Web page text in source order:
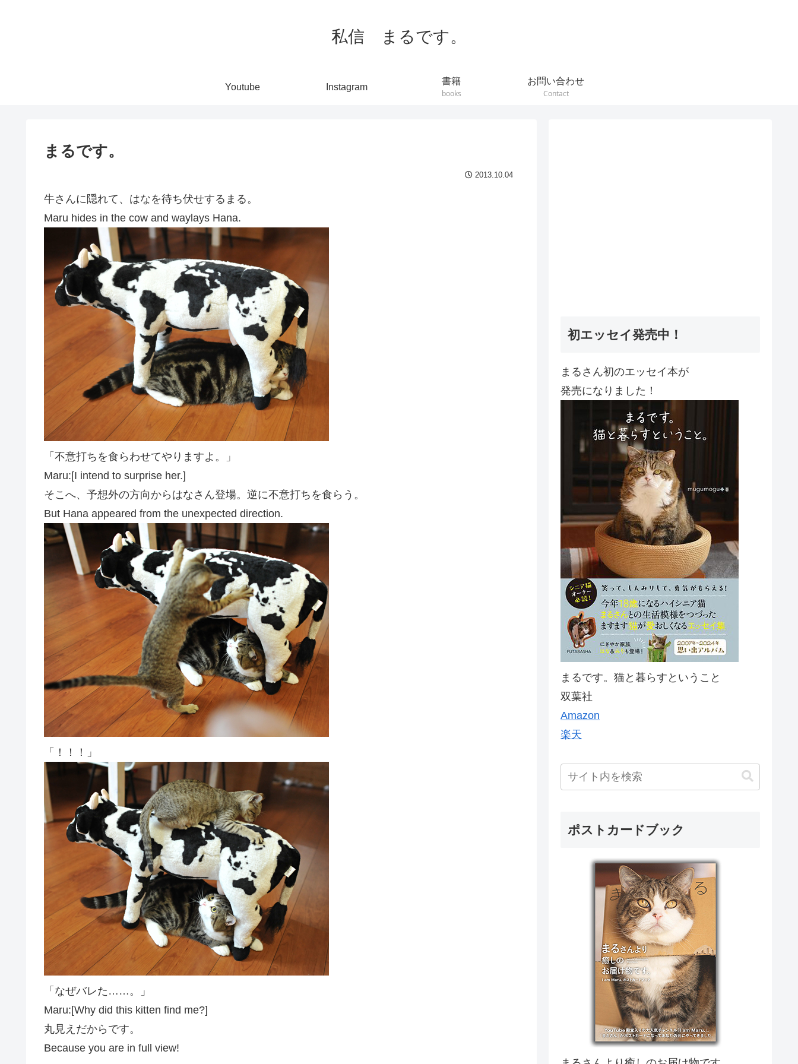
私信 まるです。
Youtube Instagram
書籍
books
お問い合わせ
Contact
まるです。
2013.10.04
牛さんに隠れて、はなを待ち伏せするまる。
Maru hides in the cow and waylays Hana.
「不意打ちを食らわせてやりますよ。」
Maru:[I intend to surprise her.]
そこへ、予想外の方向からはなさん登場。逆に不意打ちを食らう。
But Hana appeared from the unexpected direction.
「！！！」
「なぜバレた……。」
Maru:[Why did this kitten find me?]
丸見えだからです。
Because you are in full view!
初エッセイ発売中！
まるさん初のエッセイ本が
発売になりました！
まるです。猫と暮らすということ
双葉社
Amazon
楽天
ポストカードブック